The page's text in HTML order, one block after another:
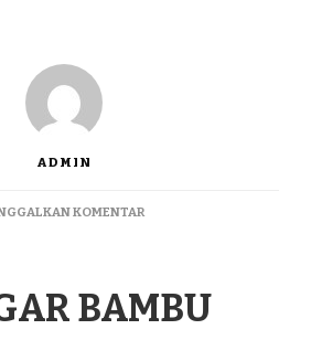
ADMIN
KOMENTARPADA
PANEL
TERMURAH
BAMBU